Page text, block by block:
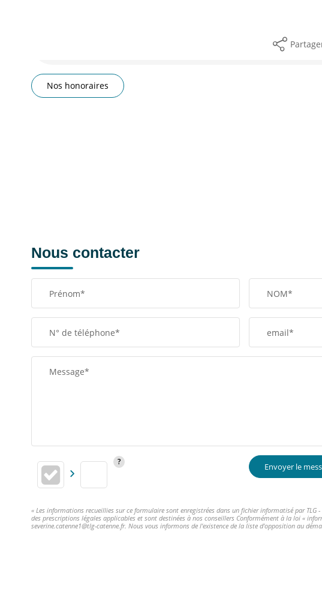
Nos honoraires
Nous contacter
Prénom* NOM*
N° de téléphone* email*
Message*
Envoyer le
« Les informations recueillies sur ce formulaire sont enregistrées dans un fichier informatisé par TLG
des prescriptions légales applicables et sont destinées à nos conseillers Conformément à la loi «
severine.catenne1@tlg-catenne.fr. Nous vous informons de l'existence de la liste d'opposition au